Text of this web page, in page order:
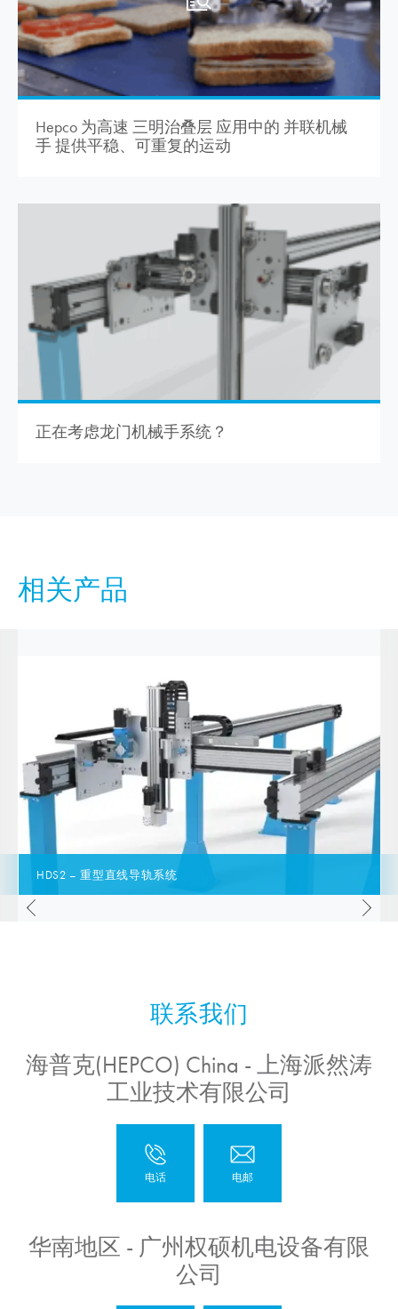
Hepco 为高速 三明治叠层 应用中的 并联机械
手 提供平稳、可重复的运动
正在考虑龙门机械手系统？
相关产品
HDS2 – 重型直线导轨系统
海普克(HEPCO) China - 上海派然涛
工业技术有限公司
华南地区 - 广州权硕机电设备有限
公司